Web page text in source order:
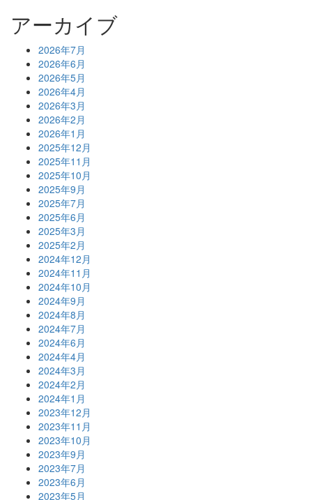
アーカイブ
2026年7月
2026年6月
2026年5月
2026年4月
2026年3月
2026年2月
2026年1月
2025年12月
2025年11月
2025年10月
2025年9月
2025年7月
2025年6月
2025年3月
2025年2月
2024年12月
2024年11月
2024年10月
2024年9月
2024年8月
2024年7月
2024年6月
2024年4月
2024年3月
2024年2月
2024年1月
2023年12月
2023年11月
2023年10月
2023年9月
2023年7月
2023年6月
2023年5月